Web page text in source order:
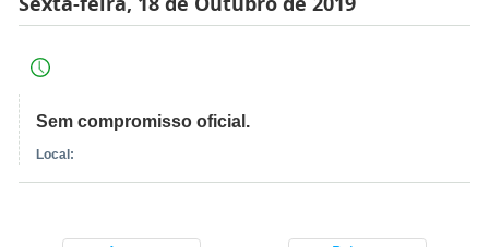
Sem compromisso oficial.
Local: